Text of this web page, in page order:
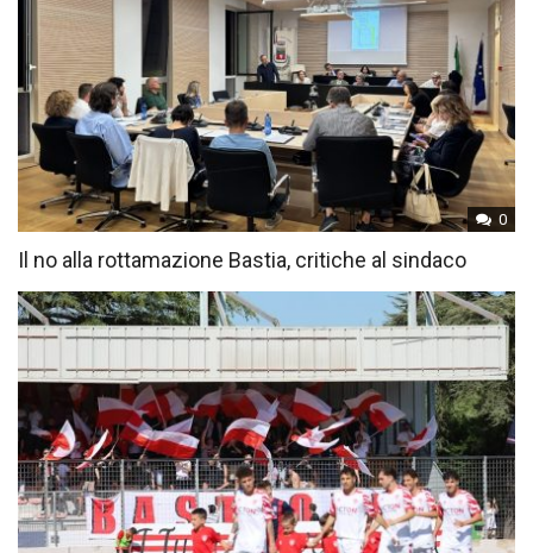
0
Il no alla rottamazione Bastia, critiche al sindaco